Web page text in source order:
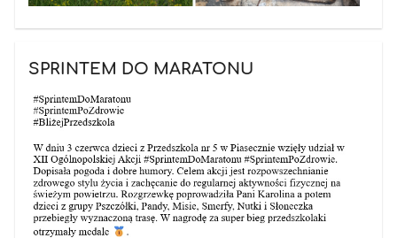
SPRINTEM DO MARATONU